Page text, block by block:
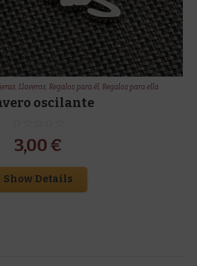
,Llaveros,Regalos para él,Regalos para ella
oscilante
3,00 €
Show Details